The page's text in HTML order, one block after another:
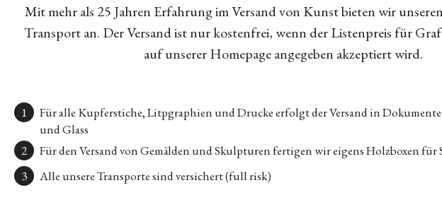
Mit mehr als 25 Jahren Erfahrung im Versand von Kunst bieten wir
Transport an. Der Versand ist nur kostenfrei, wenn der Listenpreis für
auf unserer Homepage angegeben akzeptiert wird.
Für alle Kupferstiche, Litpgraphien und Drucke erfolgt der Versand in
und Glass
Für den Versand von Gemälden und Skulpturen fertigen wir eigens Holzboxen für
Alle unsere Transporte sind versichert (full risk)